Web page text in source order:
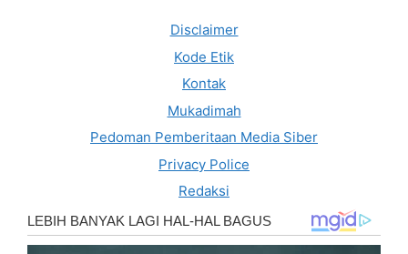
Disclaimer
Kode Etik
Kontak
Mukadimah
Pedoman Pemberitaan Media Siber
Privacy Police
Redaksi